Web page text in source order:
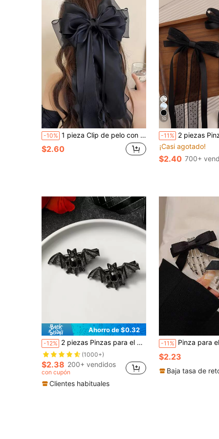
-10% 1 pieza Clip de pelo con decoración de lazo de malla oversize estilo bohemio chic, adecuado para uso diario, clips de pelo, pasadores de pelo, accesorios para el cabello, accesorios para la cabeza, accesorios para el cabello para mujeres, pasador de pelo, verano, vacaciones, viaje, clip de pelo, fiesta
$2.60
10
-11% 2 piezas Pinzas para el cabello con moño negro, Pinzas para el cabello con encaje francés
¡Casi agotado!
$2.40 700+
Ahorro de $0.32
-12% 2 piezas Pinzas para el cabello de diseño de murciélago metálico minimalista negro, accesorios versátiles para el cabello de pinza lateral para mujeres, pinzas para el cabello, pasadores para el cabello, artículos escolares, accesorios para la cabeza, horquillas
(1000+)
$2.38 200+ vendidos
con cupón
Clientes habituales
-11% Pinza para el cabello de mujer estilo dulce y cool con calavera, fantasma y garra, lazo
$2.23
Baja tasa de